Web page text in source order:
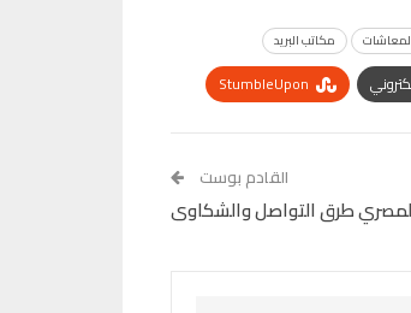
مكاتب البريد
StumbleUpon
القادم بوست
طرق التواصل والشكاوى